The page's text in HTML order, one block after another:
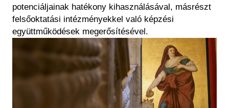
potenciáljainak hatékony kihasználásával, másrészt
felsőoktatási intézményekkel való képzési
együttműködések megerősítésével.